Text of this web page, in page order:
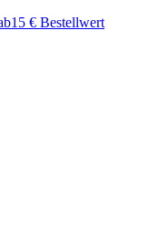
€ Bestellwert